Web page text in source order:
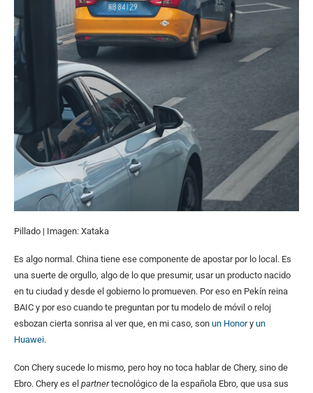
Pillado | Imagen: Xataka
Es algo normal. China tiene ese componente de apostar por lo local. Es
una suerte de orgullo, algo de lo que presumir, usar un producto nacido
en tu ciudad y desde el gobierno lo promueven. Por eso en Pekín reina
BAIC y por eso cuando te preguntan por tu modelo de móvil o reloj
esbozan cierta sonrisa al ver que, en mi caso, son un Honory un
Huawei.
Con Chery sucede lo mismo, pero hoy no toca hablar de Chery, sino de
Ebro. Chery es el partnertecnológico de la española Ebro, que usa sus